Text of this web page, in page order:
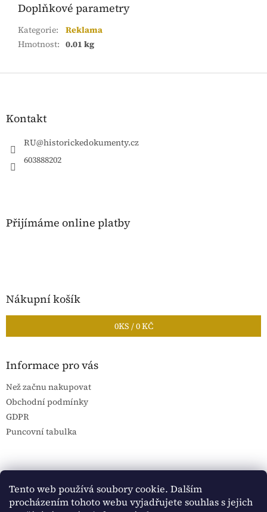
Tento web používá soubory cookie. Dalším
procházením tohoto webu vyjadřujete souhlas s jejich
Doplňkové parametry
Kategorie:
Reklama
Hmotnost: 0.01 kg
Z
Kontakt
RU@historickedokumenty.cz
603888202
Přijímáme online platby
Nákupní košík
0KS /0 KČ
Informace pro vás
Než začnu nakupovat
Obchodní podmínky
GDPR
Puncovní tabulka